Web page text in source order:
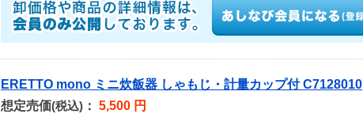
ERETTO mono ミニ炊飯器 しゃもじ・計量カップ付 C7128010
想定売価(税込) ： 5,500 円